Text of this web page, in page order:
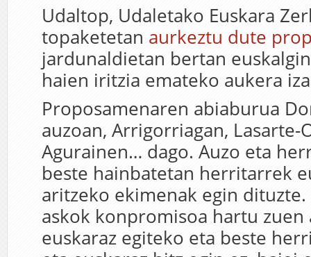
Udaltop, Udaletako Euskara
topaketetan aurkeztu dute
jardunaldietan bertan
haien iritzia emateko aukera
Proposamenaren abiaburua
auzoan, Arrigorriagan, Lasarte-
Agurainen… dago. Auzo eta
beste hainbatetan herritarrek
aritzeko ekimenak egin dituzte.
askok konpromisoa hartu zuen
euskaraz egiteko eta beste